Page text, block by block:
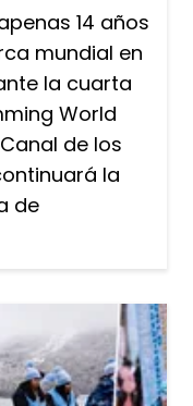
14 años
mundial en
la cuarta
World
de los
la
de